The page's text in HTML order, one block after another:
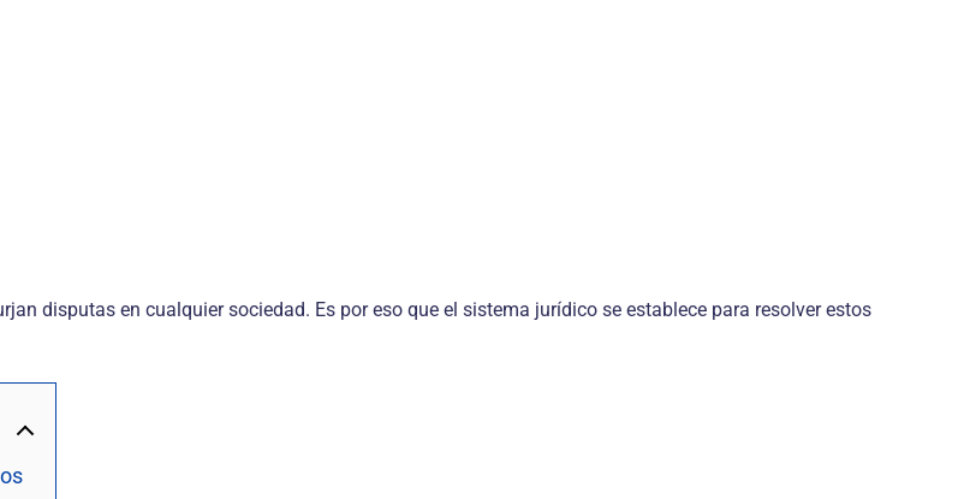
disputas en cualquier sociedad. Es por eso que el sistema jurídico se establece para resolver estos